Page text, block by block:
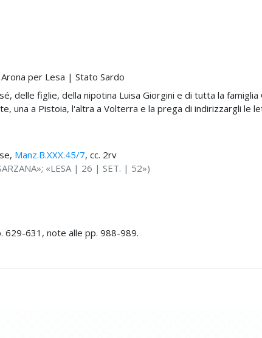
per Lesa | Stato Sardo
delle figlie, della nipotina Luisa Giorgini e di tutta la famiglia
una a Pistoia, l'altra a Volterra e la prega di indirizzargli le
Manz.B.XXX.45/7, cc. 2rv
«LESA | 26 | SET. | 52»)
629-631, note alle pp. 988-989.